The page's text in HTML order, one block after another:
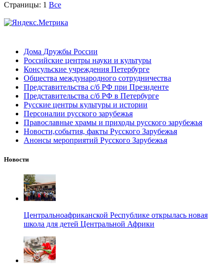
Страницы: 1 Все
Дома Дружбы России
Российские центры науки и культуры
Консульские учреждения Петербурге
Общества международного сотрудничества
Представительства с/б РФ при Президенте
Представительства с/б РФ в Петербурге
Русские центры культуры и истории
Персоналии русского зарубежья
Православные храмы и приходы русского зарубежья
Новости,события, факты Русского Зарубежья
Анонсы мероприятий Русского Зарубежья
Новости
Центральноафриканской Республике открылась новая
школа для детей Центральной Африки